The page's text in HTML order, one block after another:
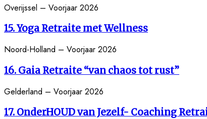
Overijssel – Voorjaar 2026
15. Yoga Retraite met Wellness
Noord-Holland – Voorjaar 2026
16. Gaia Retraite “van chaos tot rust”
Gelderland – Voorjaar 2026
17. OnderHOUD van Jezelf- Coaching